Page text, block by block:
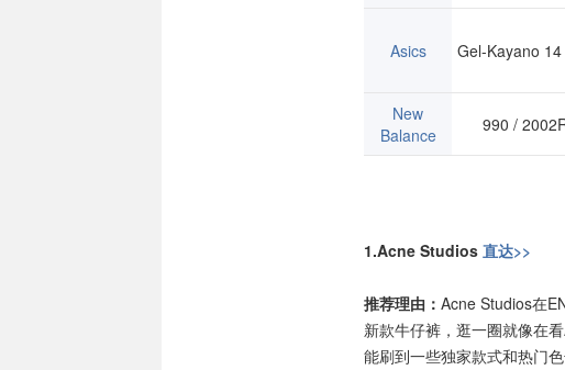
Asics Gel-Kayano
New
Balance
990 /
1.Acne Studios 直达>>
推荐理由： Acne Studios在
新款牛仔裤，逛一圈就像在
能刷到一些独家款式和热门